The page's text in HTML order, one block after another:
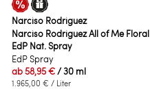
Narciso Rodriguez
Narciso Rodriguez All of Me Floral
EdP Nat. Spray
EdP Spray
ab58,95 €/ 30 ml
1.965,00 € / Liter